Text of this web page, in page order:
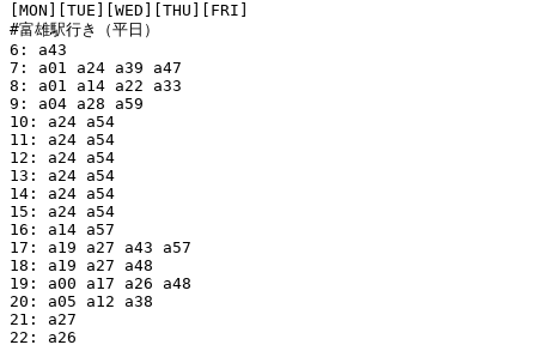
[MON][TUE][WED][THU][FRI]
#富雄駅行き（平日）
6: a43
7: a01 a24 a39 a47
8: a01 a14 a22 a33
9: a04 a28 a59
10: a24 a54
11: a24 a54
12: a24 a54
13: a24 a54
14: a24 a54
15: a24 a54
16: a14 a57
17: a19 a27 a43 a57
18: a19 a27 a48
19: a00 a17 a26 a48
20: a05 a12 a38
21: a27
22: a26